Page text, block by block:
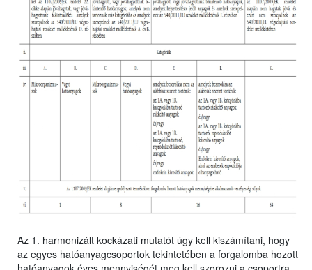
Az 1. harmonizált kockázati mutatót úgy kell kiszámítani, hogy
az egyes hatóanyagcsoportok tekintetében a forgalomba hozott